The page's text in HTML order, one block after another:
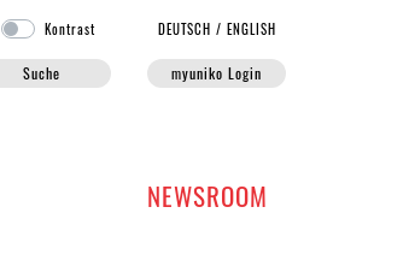
Kontrast DEUTSCH /ENGLISH
Suche myuniko Login
NEWSROOM